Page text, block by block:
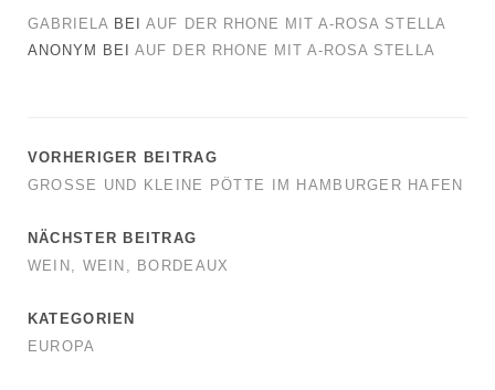
GABRIELA BEIAUF DER RHONE MIT A-ROSA STELLA
ANONYM
BEIAUF DER RHONE MIT A-ROSA STELLA
VORHERIGER BEITRAG
GROSSE UND KLEINE PÖTTE IM HAMBURGER HAFEN
NÄCHSTER BEITRAG
WEIN, WEIN, BORDEAUX
KATEGORIEN
EUROPA